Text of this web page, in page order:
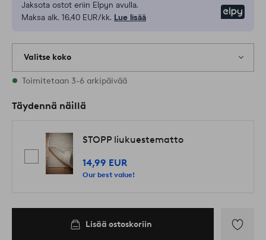
Jaksota ostot eriin Elpyn avulla.
Maksa alk. 16,40 EUR/kk. Lue lisää
Valitse koko
Varastossa on kaikkia kokoja
Toimitetaan 3-6 arkipäivää
Täydennä näillä
STOPP liukuestematto
14,99 EUR
Our best value!
Lisää ostoskoriin